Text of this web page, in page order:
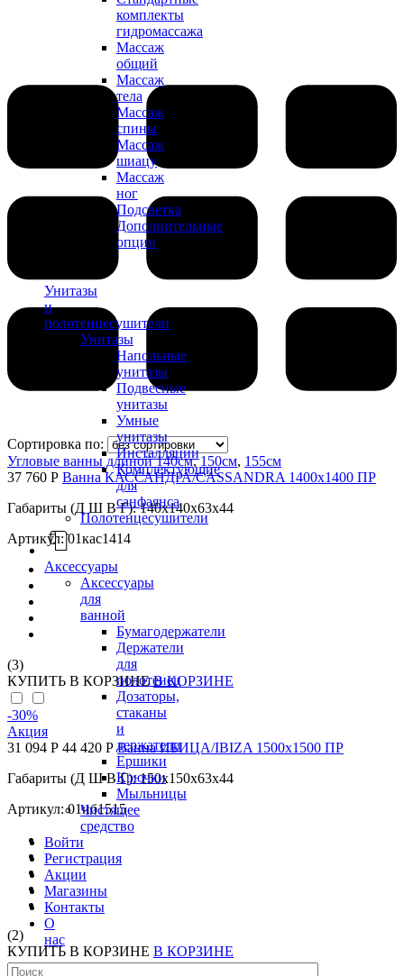
комплекты
гидромассажа
Массаж
общий
Массаж
тела
Массаж
спины
Массаж
шиацу
Массаж
ног
Подсветка
Дополнительные
опции
Унитазы
и
полотенцесушители
Унитазы
Напольные
унитазы
Подвесные
унитазы
Умные
унитазы
Инсталляции
Комплектующие
для
санфаянса
Полотенцесушители
Аксессуары
Аксессуары
для
ванной
Бумагодержатели
Держатели
для
полотенец
Дозаторы,
стаканы
и
держатели
Ершики
Крючки
Мыльницы
Чистящее
средство
Войти
Регистрация
Акции
Магазины
Контакты
О
нас
Сортировка по:
Угловые ванны длиной 140см,150см, 155см
37 760 Р Ванна КАССАНДРА/CASSANDRA 1400х1400 ПР
Габариты (Д Ш В Г): 140x140x63x44
Артикул: 01кас1414
(3)
КУПИТЬ В КОРЗИНЕ В КОРЗИНЕ
-30%
Акция
31 094 Р 44 420 РВанна ИБИЦА/IBIZA 1500х1500 ПР
Габариты (Д Ш В Г): 150x150x63x44
Артикул: 01иб1515
(2)
КУПИТЬ В КОРЗИНЕ В КОРЗИНЕ